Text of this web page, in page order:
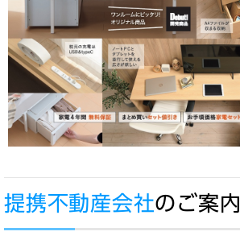
提携不動産会社のご案内